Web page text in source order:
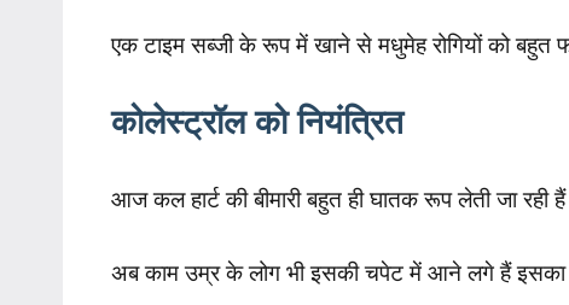
एक टाइम सब्जी के रूप में खाने से मधुमेह रोगियों को बहुत
कोलेस्ट्रॉल को नियंत्रित
आज कल हार्ट की बीमारी बहुत ही घातक रूप लेती जा रही हैं
अब काम उम्र के लोग भी इसकी चपेट में आने लगे हैं इसका